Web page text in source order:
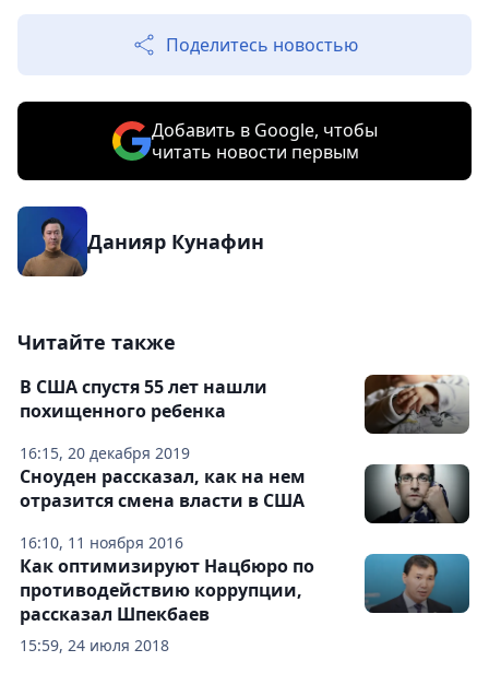
Поделитесь новостью
Добавить в Google, чтобы
читать новости первым
Данияр Кунафин
Читайте также
16:15, 20 декабря 2019
В США спустя 55 лет нашли
похищенного ребенка
16:10, 11 ноября 2016
Сноуден рассказал, как на нем
отразится смена власти в США
15:59, 24 июля 2018
Как оптимизируют Нацбюро по
противодействию коррупции,
рассказал Шпекбаев